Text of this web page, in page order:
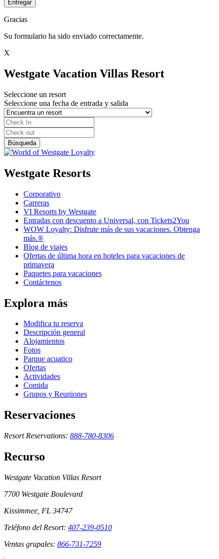
Entregar
Gracias
Su formulario ha sido enviado correctamente.
X
Westgate Vacation Villas Resort
Seleccione un resort
Seleccione una fecha de entrada y salida
Westgate Resorts
Corporativo
Carreras
VI Resorts by Westgate
Entradas con descuento a Universal, con Tickets2You
WOW Loyalty: Disfrute más de sus vacaciones. Obtenga
más.®
Blog de viajes
Ofertas de última hora en hoteles para vacaciones de
primavera
Paquetes para vacaciones
Contáctenos
Explora más
Modifica tu reserva
Descripción general
Alojamientos
Fotos
Parque acuatico
Ofertas
Actividades
Comida
Grupos y Reuniones
Reservaciones
Resort Reservations: 888-780-8306
Recurso
Westgate Vacation Villas Resort
7700 Westgate Boulevard
Kissimmee, FL 34747
Teléfono del Resort: 407-239-0510
Ventas grupales: 866-731-7259